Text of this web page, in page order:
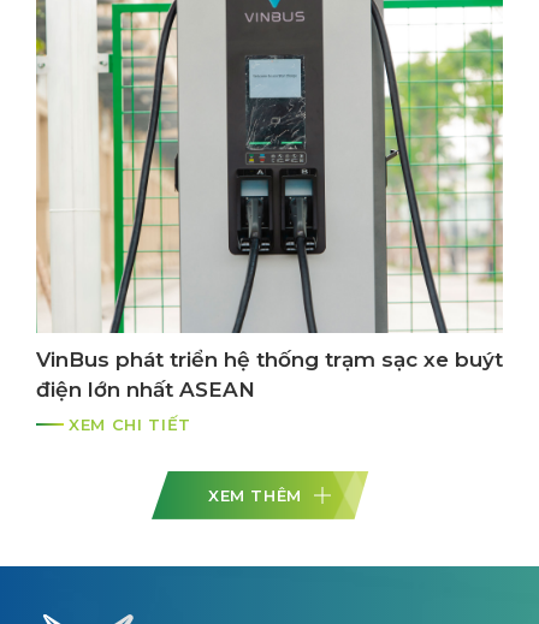
VinBus phát triển hệ thống trạm sạc xe buýt
điện lớn nhất ASEAN
XEM CHI TIẾT
XEM THÊM